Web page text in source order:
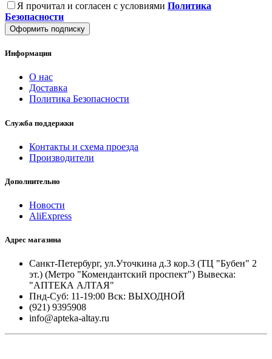
Я прочитал и согласен с условиями Политика
Безопасности
Оформить подписку
Информация
О нас
Доставка
Политика Безопасности
Служба поддержки
Контакты и схема проезда
Производители
Дополнительно
Новости
AliExpress
Адрес магазина
Санкт-Петербург, ул.Уточкина д.3 кор.3 (ТЦ "Бубен" 2
эт.) (Метро "Комендантский проспект") Вывеска:
"АПТЕКА АЛТАЯ"
Пнд-Суб: 11-19:00 Вск: ВЫХОДНОЙ
(921) 9395908
info@apteka-altay.ru